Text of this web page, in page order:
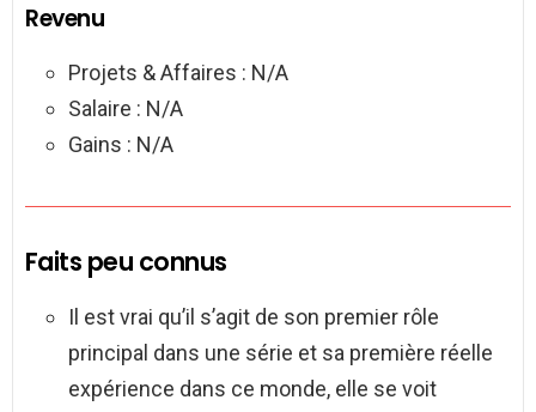
Revenu
Projets & Affaires : N/A
Salaire : N/A
Gains : N/A
Faits peu connus
Il est vrai qu’il s’agit de son premier rôle
principal dans une série et sa première réelle
expérience dans ce monde, elle se voit